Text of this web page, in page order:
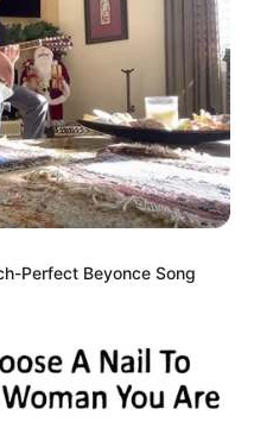
Perfect Beyonce Song